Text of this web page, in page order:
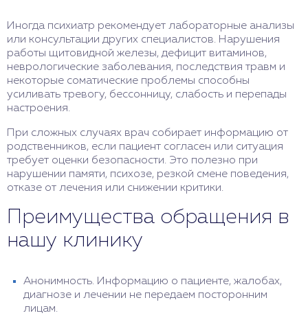
Иногда психиатр рекомендует лабораторные анализы
или консультации других специалистов. Нарушения
работы щитовидной железы, дефицит витаминов,
неврологические заболевания, последствия травм и
некоторые соматические проблемы способны
усиливать тревогу, бессонницу, слабость и перепады
настроения.
При сложных случаях врач собирает информацию от
родственников, если пациент согласен или ситуация
требует оценки безопасности. Это полезно при
нарушении памяти, психозе, резкой смене поведения,
отказе от лечения или снижении критики.
Преимущества обращения в
нашу клинику
Анонимность. Информацию о пациенте, жалобах,
диагнозе и лечении не передаем посторонним
лицам.